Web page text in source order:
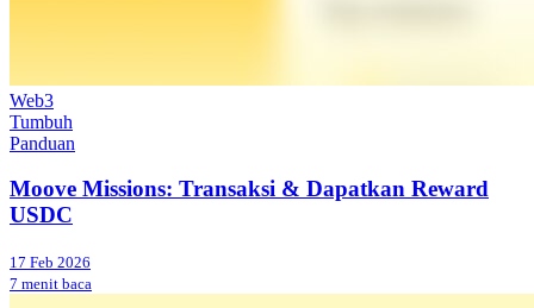
Web3
Tumbuh
Panduan
Moove Missions: Transaksi & Dapatkan Reward
USDC
17 Feb 2026
7 menit baca